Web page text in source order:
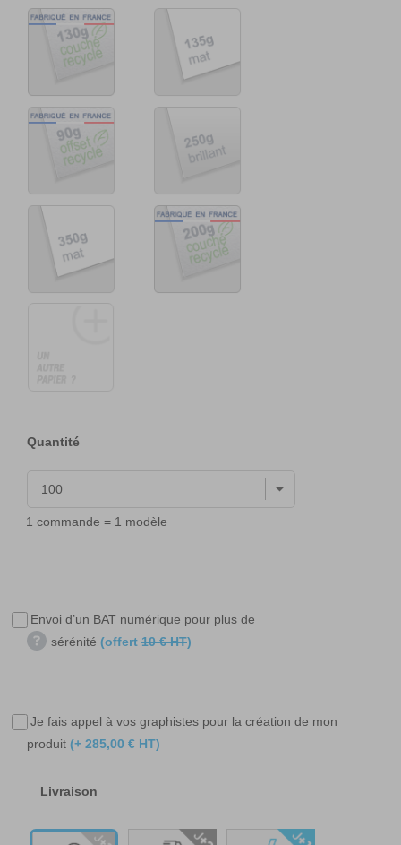
Quantité
1 commande = 1 modèle
Envoi d’un BAT numérique pour plus de
sérénité (offert 10 € HT)
Je fais appel à vos graphistes pour la création de mon
produit (+ 285,00 € HT)
Livraison